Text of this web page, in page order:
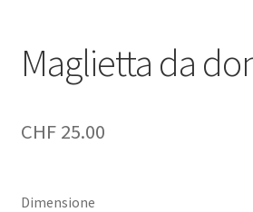
Maglietta da
CHF25.00
Dimensione